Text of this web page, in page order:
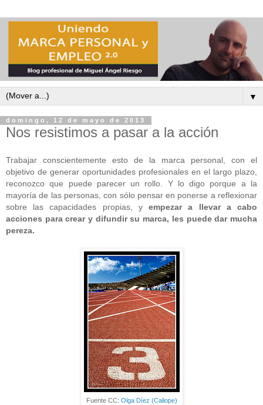
▼
domingo, 12 de mayo de 2013
Nos resistimos a pasar a la acción
Trabajar conscientemente esto de la marca personal, con el
objetivo de generar oportunidades profesionales en el largo plazo,
reconozco que puede parecer un rollo. Y lo digo porque a la
mayoría de las personas, con sólo pensar en ponerse a reflexionar
sobre las capacidades propias, yempezar a llevar a cabo
acciones para crear y difundir su marca, les puede dar mucha
pereza.
Fuente CC: Olga Díez (Caliope)